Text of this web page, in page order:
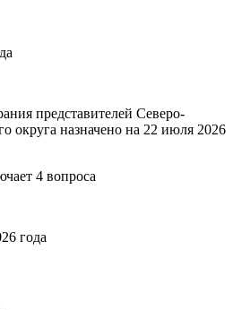
представителей Северо-
округа назначено на 22 июля 2026
4 вопроса
года